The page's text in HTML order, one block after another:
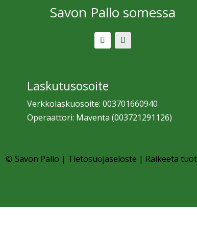
Savon Pallo somessa
Laskutusosoite
Verkkolaskuosoite: 003701660940
Operaattori: Maventa (003721291126)
© Savon Pallo | Tietosuojaseloste | Räikeetä